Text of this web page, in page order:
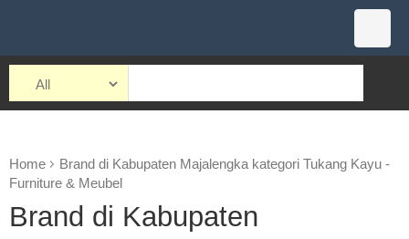
Home
Brand di Kabupaten Majalengka kategori Tukang Kayu -
Furniture & Meubel
Brand di Kabupaten